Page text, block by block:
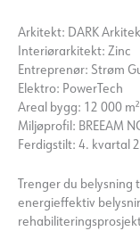
Arkitekt: DARK
Interiørarkitekt: Zinc
Entreprenør: Strøm
Elektro: PowerTech
Areal bygg: 12 000 m²
Miljøprofil: BREEAM
Ferdigstilt: 4. kvartal
Trenger du belysning
energieffektiv